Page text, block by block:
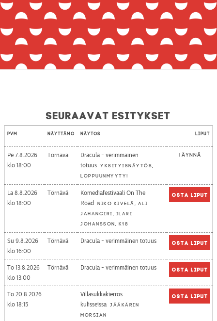
Seuraavat esitykset
Pvm Näyttämö Näytös Liput
Pe 7.8.2026
18:00
Törnävä
Dracula - verimmäinen
totuus Yksityisnäytös,
loppuunmyyty!
Täynnä
La 8.8.2026
18:00
Törnävä
Komediafestivaali On The
Road
Niko Kivelä, Ali
Jahangiri, Ilari
Johansson, K18
Osta liput
Su 9.8.2026
16:00
Törnävä Dracula - verimmäinen totuus Osta liput
To 13.8.2026
13:00
Törnävä Dracula - verimmäinen totuus Osta liput
To 20.8.2026
18:15
Villasukkakierros
kulisseissa Jääkärin
morsian
Osta liput